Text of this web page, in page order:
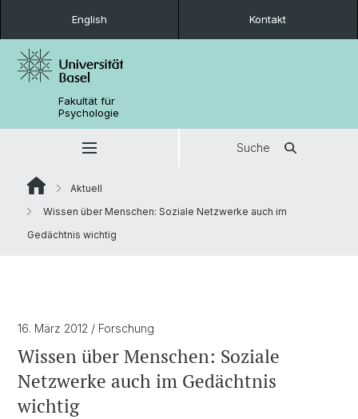
English Kontakt
Fakultät für
Psychologie
Suche
Aktuell
Wissen über Menschen: Soziale Netzwerke auch im
Gedächtnis wichtig
16. März 2012 / Forschung
Wissen über Menschen: Soziale
Netzwerke auch im Gedächtnis
wichtig